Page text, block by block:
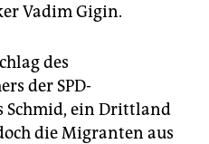
Vadim Gigin.
des
der SPD-
Schmid, ein Drittland
die Migranten aus